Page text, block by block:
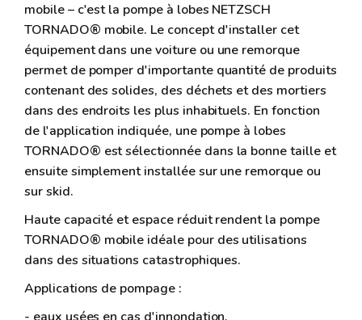
mobile – c'est la pompe à lobes NETZSCH
TORNADO® mobile. Le concept d'installer cet
équipement dans une voiture ou une remorque
permet de pomper d'importante quantité de produits
contenant des solides, des déchets et des mortiers
dans des endroits les plus inhabituels. En fonction
de l'application indiquée, une pompe à lobes
TORNADO® est sélectionnée dans la bonne taille et
ensuite simplement installée sur une remorque ou
sur skid.
Haute capacité et espace réduit rendent la pompe
TORNADO® mobile idéale pour des utilisations
dans des situations catastrophiques.
Applications de pompage :